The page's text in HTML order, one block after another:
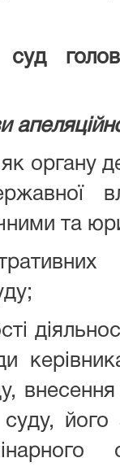
суд
органу
та